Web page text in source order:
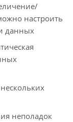
настроить
данных
неполадок